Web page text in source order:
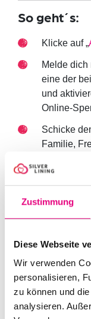
Zustimmung
Diese Webseite
Wir verwenden
personalisieren,
zu können und
analysieren.
So geht´s:
Klicke auf „
Melde
eine der
und
Online-
Schicke
Familie,
Sobald
hast, wirst
DREAMS
Nach der
Freundeskreis,
gründen oder
anmelden.